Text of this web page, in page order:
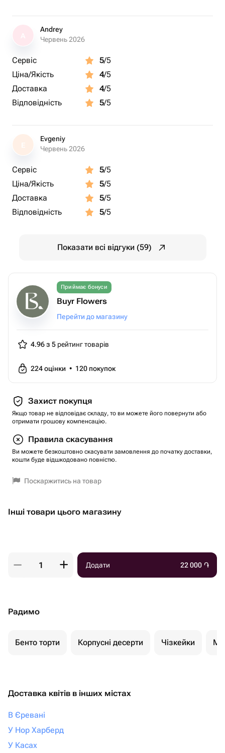
Andrey
Червень 2026
Сервіс 5/5
Ціна/Якість
4/5
Доставка
4/5
Відповідність
5/5
E
Evgeniy
Червень 2026
Сервіс 5/5
Ціна/Якість
5/5
Доставка
5/5
Відповідність
5/5
Показати всі відгуки (59)
Приймає бонуси
Buyr Flowers
Перейти до магазину
4.96 з 5 рейтинг товарів
224оцінки • 120 покупок
Захист покупця
Якщо товар не відповідає складу, то ви можете його повернути або
отримати грошову компенсацію.
Правила скасування
Ви можете безкоштовно скасувати замовлення до початку доставки,
кошти буде відшкодовано повністю.
Поскаржитись на товар
Інші товари цього магазину
Додати 22 000 ֏
Радимо
Бенто торти Корпусні десерти Чізкейки
Доставка квітів в інших містах
В Єревані
У Нор Харберд
У Касах